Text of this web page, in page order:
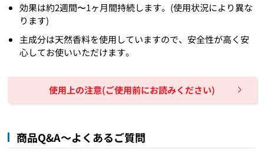
効果は約2週間〜1ヶ月間持続します。(使用状況により異な
ります)
主成分は天然香料を使用していますので、安全性が高く安
心してお使いいただけます。
使用上の注意(ご使用前にお読みください)
商品Q&A～よくあるご質問